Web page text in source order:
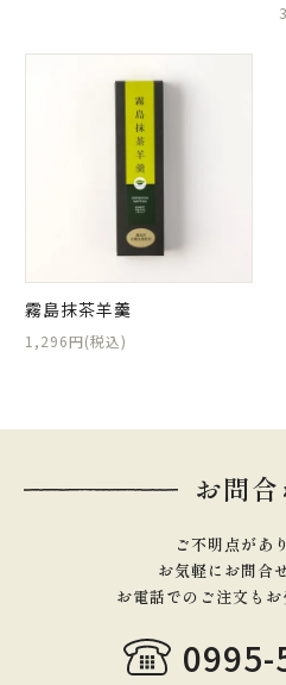
霧島抹茶羊羹
1,296円(税込)
お問
ご不明点があ
お気軽にお問合
お電話でのご注文もお
0995-